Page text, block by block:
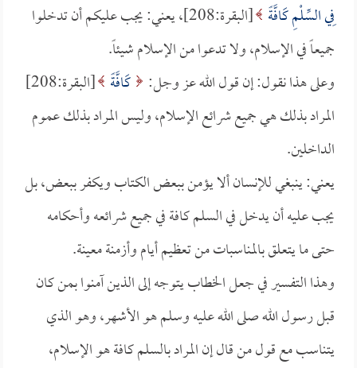
فِي السِّلْمِ كَافَّةً
[البقرة:208]، يعني: يجب عليكم أن تدخلوا
جميعاً في الإسلام، ولا تدعوا من الإسلام شيئاً.
وعلى هذا نقول: إن قول الله عز وجل: كَافَّةً
[البقرة:208]
المراد بذلك هي جميع شرائع الإسلام، وليس المراد بذلك عموم
الداخلين.
يعني: ينبغي للإنسان ألا يؤمن ببعض الكتاب ويكفر ببعض، بل
يجب عليه أن يدخل في السلم كافة في جميع شرائعه وأحكامه
حتى ما يتعلق بالمناسبات من تعظيم أيام وأزمنة معينة.
وهذا التفسير في جعل الخطاب يتوجه إلى الذين آمنوا بمن كان
قبل رسول الله صلى الله عليه وسلم هو الأشهر، وهو الذي
يتناسب مع قول من قال إن المراد بالسلم كافة هو الإسلام،